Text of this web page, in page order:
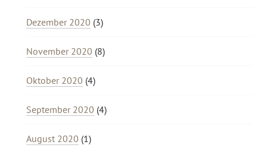
Dezember 2020 (3)
November 2020 (8)
Oktober 2020 (4)
September 2020 (4)
August 2020 (1)